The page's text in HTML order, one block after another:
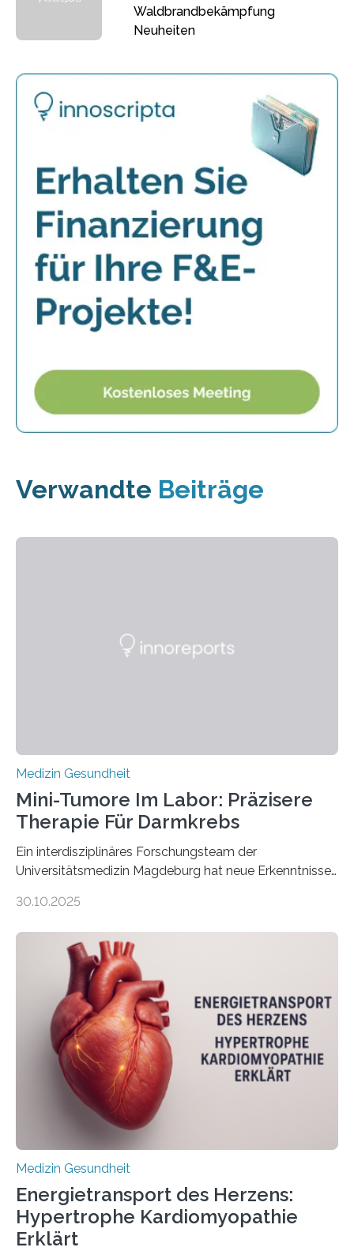
Waldbrandbekämpfung
Neuheiten
Verwandte Beiträge
Medizin Gesundheit
Mini-Tumore Im Labor: Präzisere
Therapie Für Darmkrebs
Ein interdisziplinäres Forschungsteam der
Universitätsmedizin Magdeburg hat neue Erkenntnisse
behandelt werden kann. In ihrer aktuellen Studie,
Oncology, zeigen die Forschenden, dass Mini-Tumore
aus Gewebe von Patientinnen und Patienten –
sogenannte Organoide – genutzt werden können, um
vorab zu prüfen, welche Medikamente am besten
wirken. Dabei wurde ein Eiweiß identifiziert, das künftig
als Biomarker für die Wahl der passenden Therapie
dienen könnte. Darmkrebs zählt weltweit zu den
häufigsten Krebsarten und stellt…
30.10.2025
Medizin Gesundheit
Energietransport des Herzens:
Hypertrophe Kardiomyopathie
Erklärt